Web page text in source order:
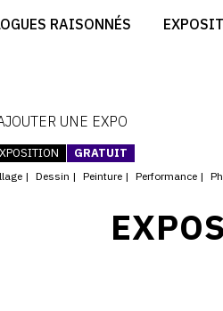
RAISONNÉS
CRÉER SON
UNE EXPO
GRATUIT
Dessin Peinture Performance